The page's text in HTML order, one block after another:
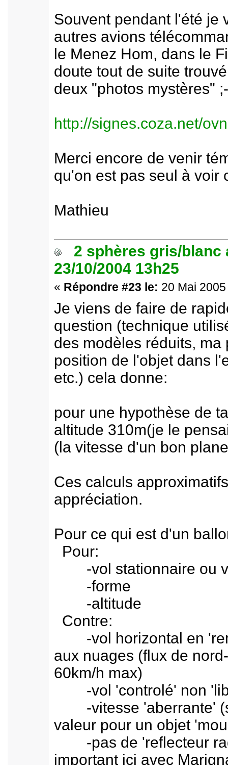
Souvent pendant l'été je
autres avions
le Menez Hom, dans le
doute tout de suite
deux "photos mystères"
http://signes.coza.net/
Merci encore de venir
qu'on est pas seul à voir
Mathieu
2 sphères gris/blanc
23/10/2004 13h25
« Répondre #23 le: 20 Mai
Je viens de faire de
question (technique
des modèles réduits,
position de l'objet dans
etc.) cela donne:
pour une hypothèse de
altitude 310m(je le
(la vitesse d'un bon
Ces calculs
appréciation.
Pour ce qui est d'un
Pour:
-vol stationnaire ou
-forme
-altitude
Contre:
-vol horizontal en
aux nuages (flux de
60km/h max)
-vol 'controlé' non
-vitesse 'aberrante'
valeur pour un objet
-pas de 'reflecteur
important ici avec